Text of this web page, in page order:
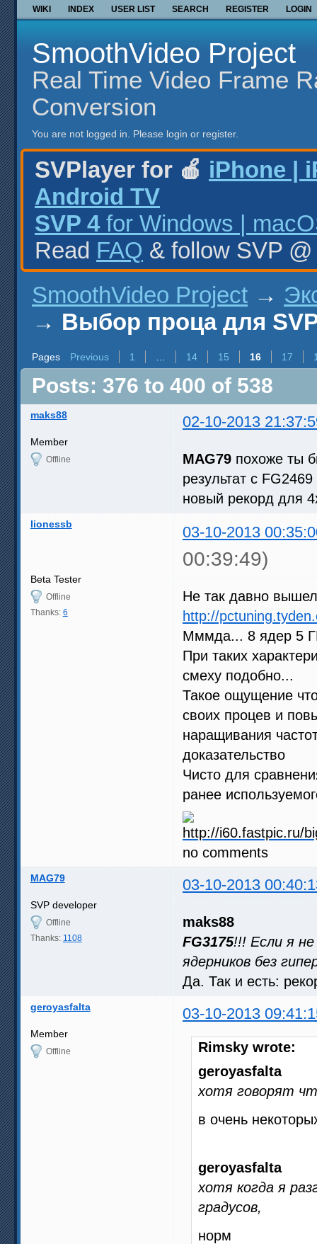
WIKI INDEX USER LIST SEARCH REGISTER LOGIN
SmoothVideo Project
Real Time Video Frame
Conversion
You are not logged in. Please login or register.
SVPlayer for 🍎 iPhone |
Android TV
SVP 4 for Windows |
Read FAQ & follow SVP
SmoothVideo Project →
→ Выбор проца для
Pages Previous 1 14 15 16 17
Posts: 376 to 400 of 538
maks88 02-10-2013
Member
Offline MAG79 похоже ты
результат с
новый рекорд для
lionessb 03-10-2013
00:39:49)
Beta Tester
Offline
Thanks: 6
Не так давно
http://
Мммда... 8 ядер 5
При таких
смеху подобно...
Такое ощущение
своих процев и
наращивания
доказательство
Чисто для
ранее
no comments
MAG79 03-10-2013
SVP developer
Offline
Thanks: 1108
maks88
FG3175!!! Если я
ядерников без
Да. Так и есть:
geroyasfalta 03-10-2013
Member
Offline
Rimsky wrote:
geroyasfalta
хотя говорят
в очень
geroyasfalta
хотя когда я
градусов,
норм